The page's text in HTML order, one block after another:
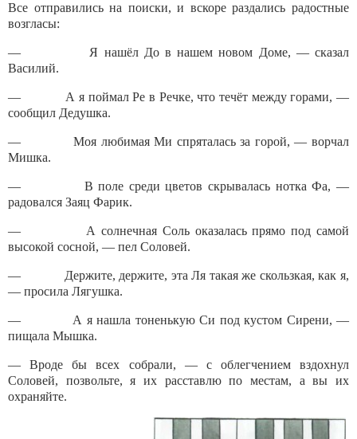
Все отправились на поиски, и вскоре раздались радостные
возгласы:
— Я нашёл До в нашем новом Доме, — сказал
Василий.
— А я поймал Ре в Речке, что течёт между горами, —
сообщил Дедушка.
— Моя любимая Ми спряталась за го­рой, — ворчал
Мишка.
— В поле среди цветов скрывалась нотка Фа, —
радовался Заяц Фарик.
— А солнечная Соль оказалась пря­мо под самой
высокой сосной, — пел Соловей.
— Держите, держите, эта Ля такая же скользкая, как я,
— просила Лягушка.
— А я нашла тоненькую Си под кус­том Сирени, —
пищала Мышка.
— Вроде бы всех собрали, — с облегчением вздохнул
Соловей, позвольте, я их расставлю по местам, а вы их
охраняйте.